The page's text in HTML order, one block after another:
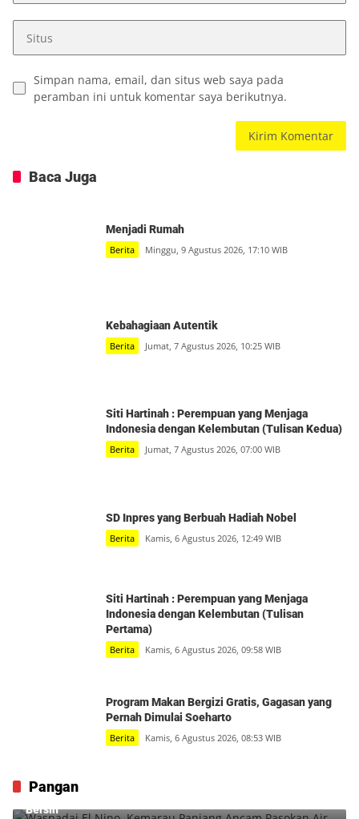
Simpan nama, email, dan situs web saya pada
peramban ini untuk komentar saya berikutnya.
Baca Juga
Menjadi Rumah
Berita Minggu, 9 Agustus 2026, 17:10 WIB
Kebahagiaan Autentik
Berita Jumat, 7 Agustus 2026, 10:25 WIB
Siti Hartinah : Perempuan yang Menjaga
Indonesia dengan Kelembutan (Tulisan Kedua)
Berita Jumat, 7 Agustus 2026, 07:00 WIB
SD Inpres yang Berbuah Hadiah Nobel
Berita Kamis, 6 Agustus 2026, 12:49 WIB
Siti Hartinah : Perempuan yang Menjaga
Indonesia dengan Kelembutan (Tulisan
Pertama)
Berita Kamis, 6 Agustus 2026, 09:58 WIB
Program Makan Bergizi Gratis, Gagasan yang
Pernah Dimulai Soeharto
Berita Kamis, 6 Agustus 2026, 08:53 WIB
Pangan
Waspadai El Nino, Kemarau Panjang Ancam Pasokan Air
Bersih